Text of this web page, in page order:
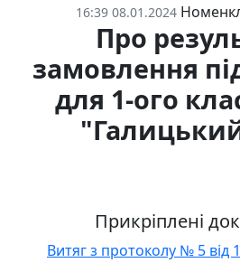
16:39 08.01.2024
Про
замовлення
для 1-ого
Прикріплені
Витяг з протоколу № 5 від